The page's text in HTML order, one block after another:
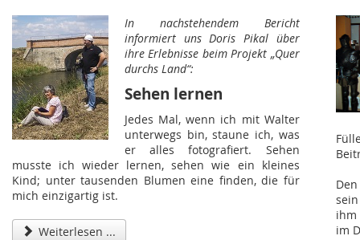
In nachstehendem Bericht
informiert uns Doris Pikal über
ihre Erlebnisse beim Projekt „Quer
durchs Land“:
Sehen lernen
Jedes Mal, wenn ich mit Walter
unterwegs bin, staune ich, was
er alles fotografiert. Sehen
musste ich wieder lernen, sehen wie ein kleines
Kind; unter tausenden Blumen eine finden, die für
mich einzigartig ist.
Weiterlesen ...
im